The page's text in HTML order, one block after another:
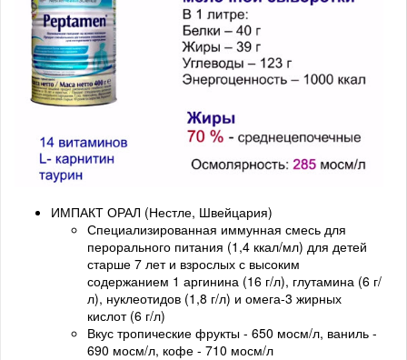
ИМПАКТ ОРАЛ (Нестле, Швейцария)
Специализированная иммунная смесь для
перорального питания (1,4 ккал/мл) для детей
старше 7 лет и взрослых с высоким
содержанием 1 аргинина (16 г/л), глутамина (6 г/
л), нуклеотидов (1,8 г/л) и омега-3 жирных
кислот (6 г/л)
Вкус тропические фрукты - 650 мосм/л, ваниль -
690 мосм/л, кофе - 710 мосм/л